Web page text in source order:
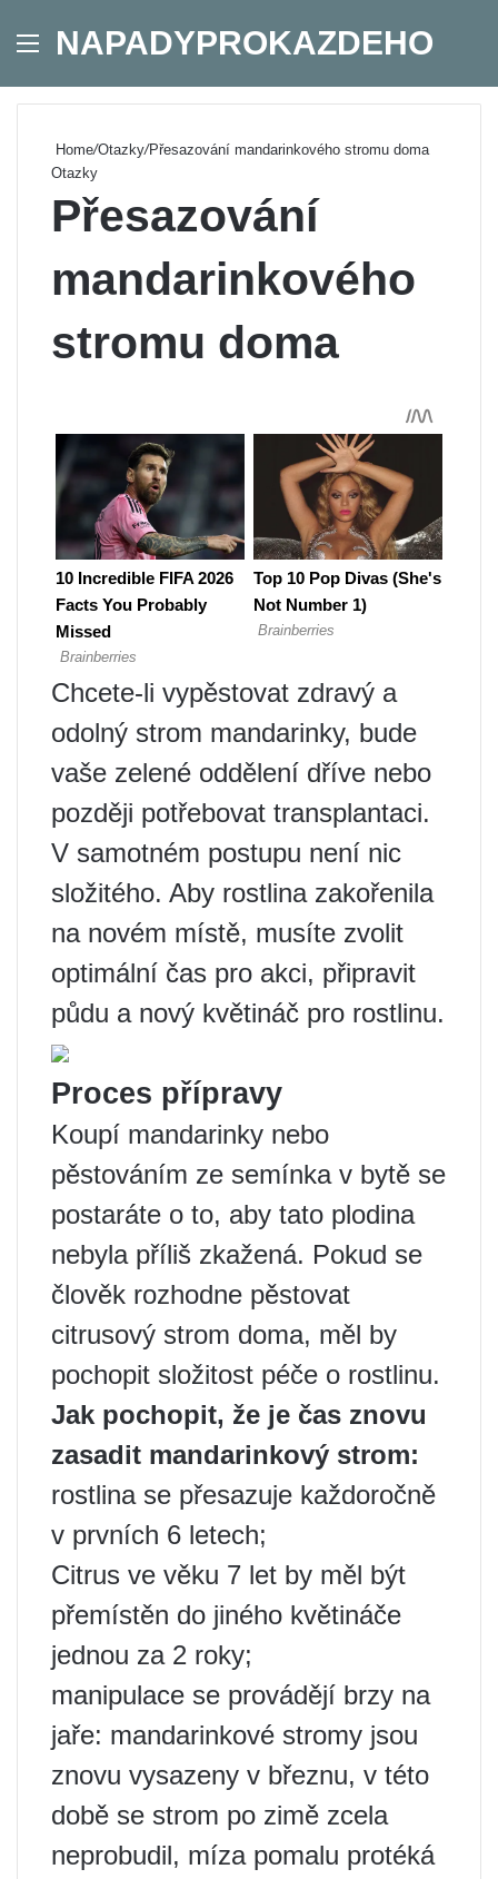
Menu
NAPADYPROKAZDEHO
Home/Otazky/Přesazování mandarinkového stromu doma
Otazky
Přesazování
mandarinkového
stromu doma
Chcete-li vypěstovat zdravý a
odolný strom mandarinky, bude
vaše zelené oddělení dříve nebo
později potřebovat transplantaci.
V samotném postupu není nic
složitého. Aby rostlina zakořenila
na novém místě, musíte zvolit
optimální čas pro akci, připravit
půdu a nový květináč pro rostlinu.
Proces přípravy
Koupí mandarinky nebo
pěstováním ze semínka v bytě se
postaráte o to, aby tato plodina
nebyla příliš zkažená. Pokud se
člověk rozhodne pěstovat
citrusový strom doma, měl by
pochopit složitost péče o rostlinu.
Jak pochopit, že je čas znovu
zasadit mandarinkový strom:
rostlina se přesazuje každoročně
v prvních 6 letech;
Citrus ve věku 7 let by měl být
přemístěn do jiného květináče
jednou za 2 roky;
manipulace se provádějí brzy na
jaře: mandarinkové stromy jsou
znovu vysazeny v březnu, v této
době se strom po zimě zcela
neprobudil, míza pomalu protéká